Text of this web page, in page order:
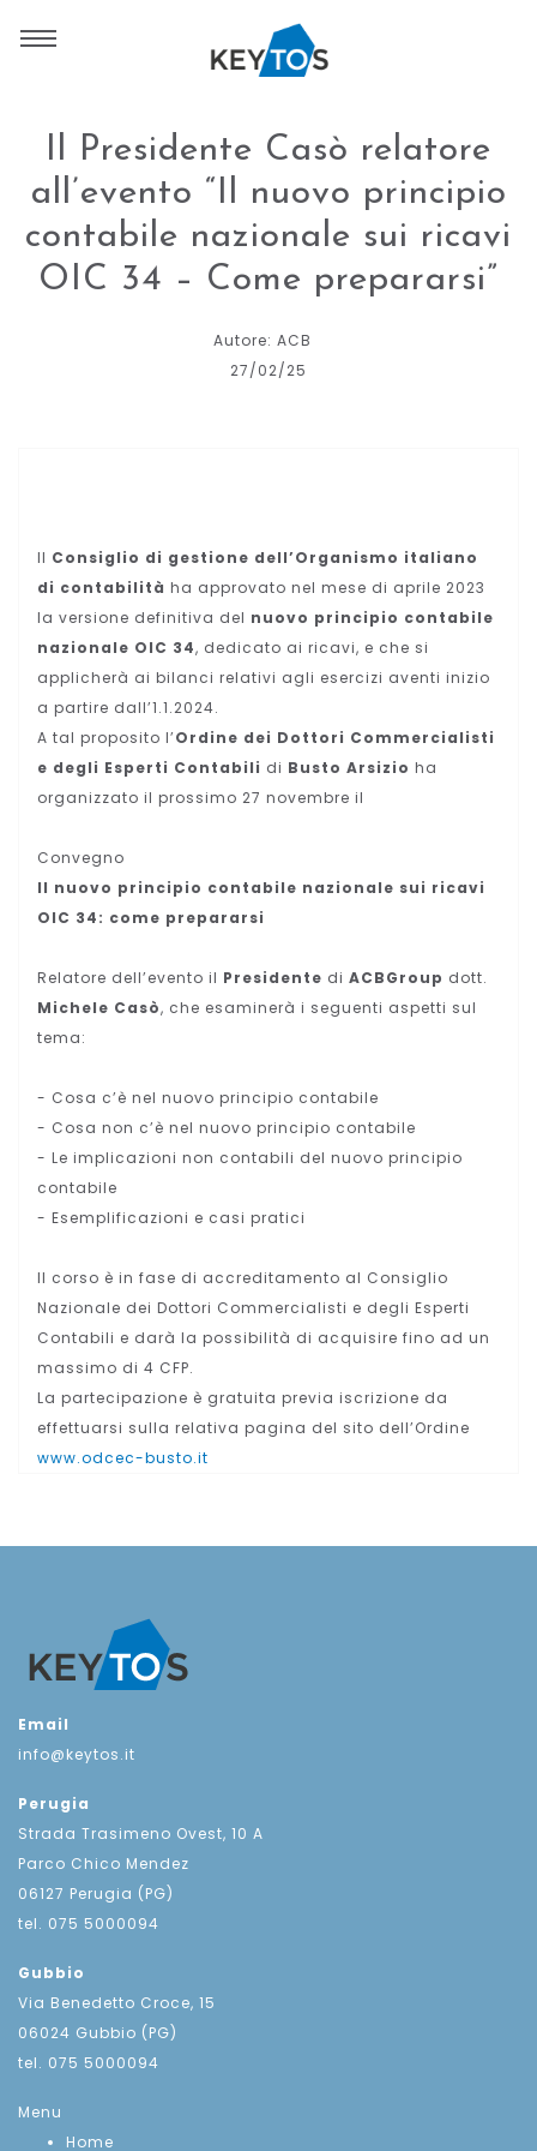
Il Presidente Casò relatore
all’evento “Il nuovo principio
contabile nazionale sui ricavi
OIC 34 – Come prepararsi”
Autore: ACB
27/02/25
Il Consiglio di gestione dell’Organismo italiano
di contabilità ha approvato nel mese di aprile 2023
la versione definitiva del nuovo principio contabile
nazionale OIC 34, dedicato ai ricavi, e che si
applicherà ai bilanci relativi agli esercizi aventi inizio
a partire dall’1.1.2024.
A tal proposito l’Ordine dei Dottori Commercialisti
e degli Esperti Contabili di Busto Arsizio ha
organizzato il prossimo 27 novembre il
Convegno
Il nuovo principio contabile nazionale sui ricavi
OIC 34: come prepararsi
Relatore dell’evento il Presidente di ACBGroup dott.
Michele Casò, che esaminerà i seguenti aspetti sul
tema:
- Cosa c’è nel nuovo principio contabile
- Cosa non c’è nel nuovo principio contabile
- Le implicazioni non contabili del nuovo principio
contabile
- Esemplificazioni e casi pratici
Il corso è in fase di accreditamento al Consiglio
Nazionale dei Dottori Commercialisti e degli Esperti
Contabili e darà la possibilità di acquisire fino ad un
massimo di 4 CFP.
La partecipazione è gratuita previa iscrizione da
effettuarsi sulla relativa pagina del sito dell’Ordine
www.odcec-busto.it
Email
info@keytos.it
Perugia
Strada Trasimeno Ovest, 10 A
Parco Chico Mendez
06127 Perugia (PG)
tel. 075 5000094
Gubbio
Via Benedetto Croce, 15
06024 Gubbio (PG)
tel. 075 5000094
Menu
Home